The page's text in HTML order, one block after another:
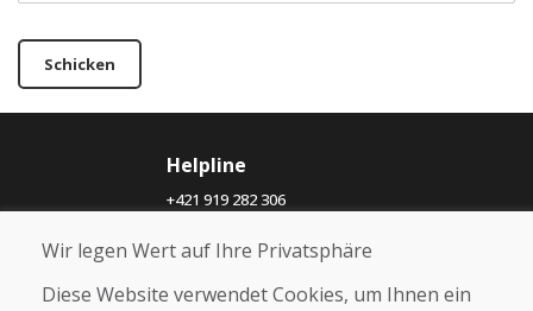
Schicken
Helpline
+421 919 282 306
Über uns
Wir legen Wert auf Ihre Privatsphäre
Diese Website verwendet Cookies, um Ihnen ein